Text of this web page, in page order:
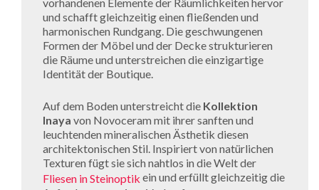
und schafft gleichzeitig einen fließenden und
harmonischen Rundgang. Die geschwungenen
Formen der Möbel und der Decke strukturieren
die Räume und unterstreichen die einzigartige
Identität der Boutique.
Auf dem Boden unterstreicht die Kollektion
Inaya von Novoceram mit ihrer sanften und
leuchtenden mineralischen Ästhetik diesen
architektonischen Stil. Inspiriert von natürlichen
Texturen fügt sie sich nahtlos in die Welt der
Fliesen in Steinoptik ein und erfüllt gleichzeitig die